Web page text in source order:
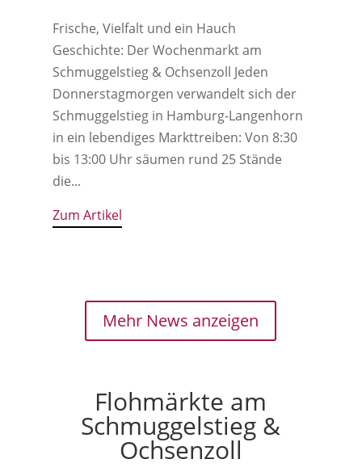
Frische, Vielfalt und ein Hauch
Geschichte: Der Wochenmarkt am
Schmuggelstieg & Ochsenzoll Jeden
Donnerstagmorgen verwandelt sich der
Schmuggelstieg in Hamburg-Langenhorn
in ein lebendiges Markttreiben: Von 8:30
bis 13:00 Uhr säumen rund 25 Stände
die...
Zum Artikel
Mehr News anzeigen
Flohmärkte am
Schmuggelstieg &
Ochsenzoll